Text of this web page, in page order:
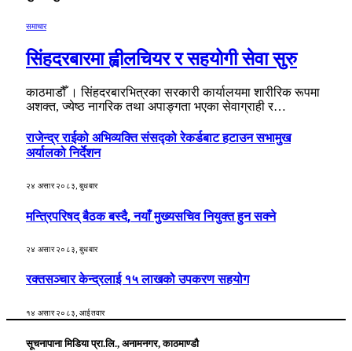
समाचार
सिंहदरबारमा ह्वीलचियर र सहयोगी सेवा सुरु
काठमाडौँ । सिंहदरबारभित्रका सरकारी कार्यालयमा शारीरिक रूपमा
अशक्त, ज्येष्ठ नागरिक तथा अपाङ्गता भएका सेवाग्राही र…
राजेन्द्र राईको अभिव्यक्ति संसद्को रेकर्डबाट हटाउन सभामुख
अर्यालको निर्देशन
२४ असार २०८३, बुधबार
मन्त्रिपरिषद् बैठक बस्दै, नयाँ मुख्यसचिव नियुक्त हुन सक्ने
२४ असार २०८३, बुधबार
रक्तसञ्चार केन्द्रलाई १५ लाखको उपकरण सहयोग
१४ असार २०८३, आईतवार
सूचनापाना मिडिया प्रा.लि., अनामनगर, काठमाण्डौ